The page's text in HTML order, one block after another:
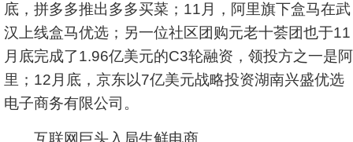
底，拼多多推出多多买菜；11月，阿里旗下盒马在武
汉上线盒马优选；另一位社区团购元老十荟团也于11
月底完成了1.96亿美元的C3轮融资，领投方之一是阿
里；12月底，京东以7亿美元战略投资湖南兴盛优选
电子商务有限公司。
互联网巨头入局生鲜电商